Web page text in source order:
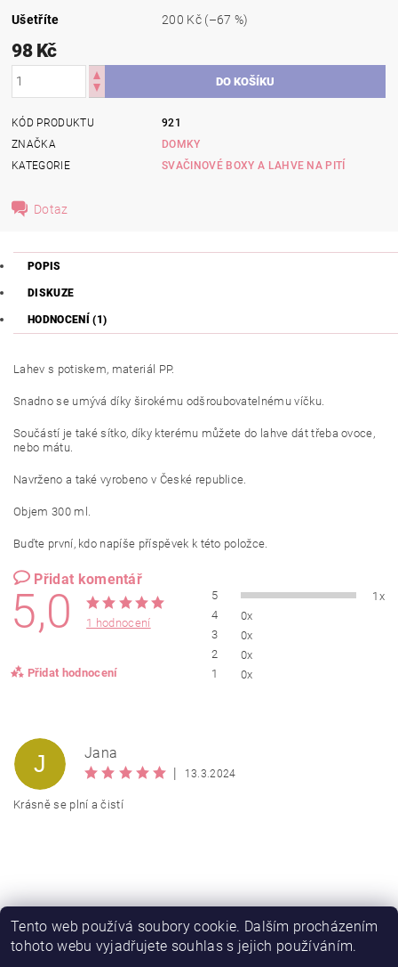
Ušetříte
200 Kč (–67 %)
98 Kč
KÓD PRODUKTU
921
ZNAČKA
DOMKY
KATEGORIE
SVAČINOVÉ BOXY A LAHVE NA PITÍ
Dotaz
POPIS
DISKUZE
HODNOCENÍ (1)
Lahev s potiskem, materiál PP.
Snadno se umývá díky širokému odšroubovatelnému víčku.
Součástí je také sítko, díky kterému můžete do lahve dát třeba ovoce,
nebo mátu.
Navrženo a také vyrobeno v České republice.
Objem 300 ml.
Buďte první, kdo napíše příspěvek k této položce.
Přidat komentář
5,0 1 hodnocení
Přidat hodnocení
5
1x
4
0x
3
0x
2
0x
1
0x
J
Jana
|
13.3.2024
Krásně se plní a čistí
Tento web používá soubory cookie. Dalším procházením
tohoto webu vyjadřujete souhlas s jejich používáním.